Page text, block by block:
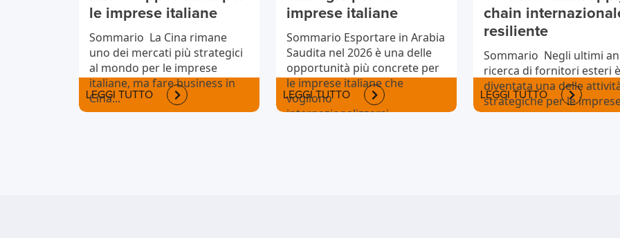
le imprese italiane
Sommario La Cina rimane
uno dei mercati più strategici
al mondo per le imprese
italiane, ma fare business in
Cina...
LEGGI TUTTO
imprese italiane
Sommario Esportare in Arabia
Saudita nel 2026 è una delle
opportunità più concrete per
le imprese italiane che
vogliono
internazionalizzarsi....
LEGGI TUTTO
chain
resiliente
Sommario Negli ultimi
ricerca di fornitori esteri è
diventata una delle
strategiche per le
italiane....
LEGGI TUTTO